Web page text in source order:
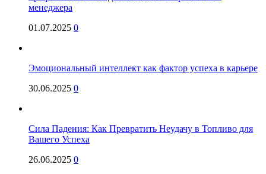
менеджера
01.07.2025 0
Эмоциональный интеллект как фактор успеха в карьере
30.06.2025 0
Сила Падения: Как Превратить Неудачу в Топливо для
Вашего Успеха
26.06.2025 0